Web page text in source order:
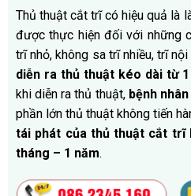
Thủ thuật cắt trĩ có hiệu quả là
được thực hiện đối với những
trĩ nhỏ, không sa trĩ nhiều, trĩ
diễn ra thủ thuật kéo dài từ
khi diễn ra thủ thuật, bệnh
phần lớn thủ thuật không tiến
tái phát của thủ thuật cắt trĩ
tháng – 1 năm.